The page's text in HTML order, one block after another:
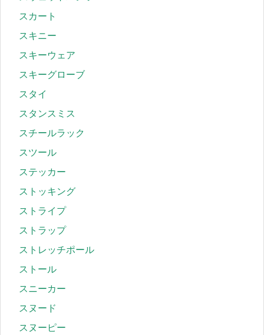
スカート
スキニー
スキーウェア
スキーグローブ
スタイ
スタンスミス
スチールラック
スツール
ステッカー
ストッキング
ストライプ
ストラップ
ストレッチポール
ストール
スニーカー
スヌード
スヌーピー